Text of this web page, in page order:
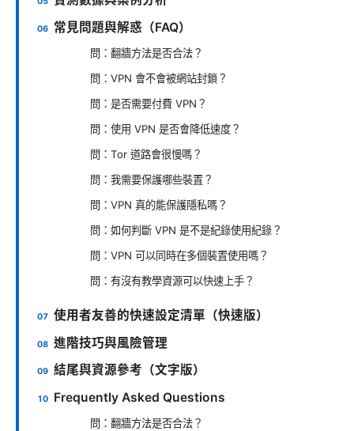
常見問題與解惑（FAQ）
問：翻牆方法是否合法？
問：VPN 會不會被網站封鎖？
問：是否需要付費 VPN？
問：使用 VPN 是否會降低速度？
問：Tor 道路會很慢嗎？
問：我需要保護哪些裝置？
問：VPN 真的能保護隱私嗎？
問：如何判斷 VPN 是不是紀錄使用紀錄？
問：VPN 可以同時在多個裝置使用嗎？
問：有沒有教學資源可以快速上手？
使用者友善的快速設定清單（快速版）
進階技巧與風險管理
結尾與資源參考（文字版）
Frequently Asked Questions
問：翻牆方法是否合法？